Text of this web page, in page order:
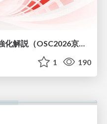
1 190